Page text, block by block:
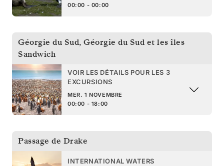
00:00 - 00:00
Géorgie du Sud, Géorgie du Sud et les îles
Sandwich
VOIR LES DÉTAILS POUR LES 3
EXCURSIONS
MER. 1 NOVEMBRE
00:00 - 18:00
Passage de Drake
INTERNATIONAL WATERS